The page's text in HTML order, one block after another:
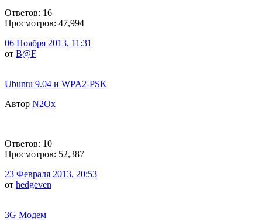
Ответов: 16
Просмотров: 47,994
06 Ноября 2013, 11:31
от B@F
Ubuntu 9.04 и WPA2-PSK
Автор N2Ox
Ответов: 10
Просмотров: 52,387
23 Февраля 2013, 20:53
от hedgeven
3G Модем